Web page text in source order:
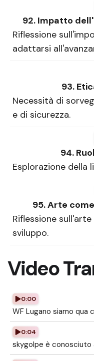
92. Impatto
Riflessione
adattarsi
93.
Necessità di
e di sicurezza.
94.
Esplorazione della
95. Arte
Riflessione
sviluppo.
Video
0:00
WF Lugano siamo qua
0:04
skygolpe è